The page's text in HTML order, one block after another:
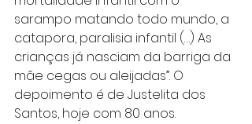
sarampo matando todo mundo, a
catapora, paralisia infantil (…) As
crianças já nasciam da barriga da
mãe cegas ou aleijadas”. O
depoimento é de Justelita dos
Santos, hoje com 80 anos.